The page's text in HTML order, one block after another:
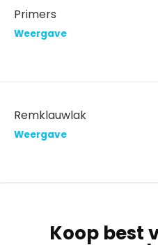
Primers
Weergave
Remklauwlak
Weergave
Koop best